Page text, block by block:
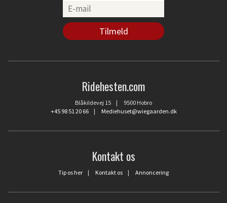
Ridehesten.com
Blåkildevej 15 | 9500 Hobro
+45 98 51 20 66| Mediehuset@wiegaarden.dk
Kontakt os
Tip os her | Kontakt os | Annoncering